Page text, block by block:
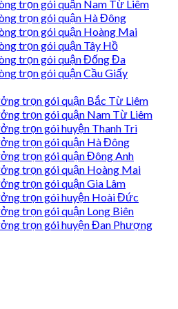
trọn gói quận Nam Từ Liêm
trọn gói quận Hà Đông
trọn gói quận Hoàng Mai
trọn gói quận Tây Hồ
trọn gói quận Đống Đa
trọn gói quận Cầu Giấy
trọn gói quận Bắc Từ Liêm
trọn gói quận Nam Từ Liêm
trọn gói huyện Thanh Trì
trọn gói quận Hà Đông
trọn gói quận Đông Anh
trọn gói quận Hoàng Mai
trọn gói quận Gia Lâm
trọn gói huyện Hoài Đức
trọn gói quận Long Biên
trọn gói huyện Đan Phượng